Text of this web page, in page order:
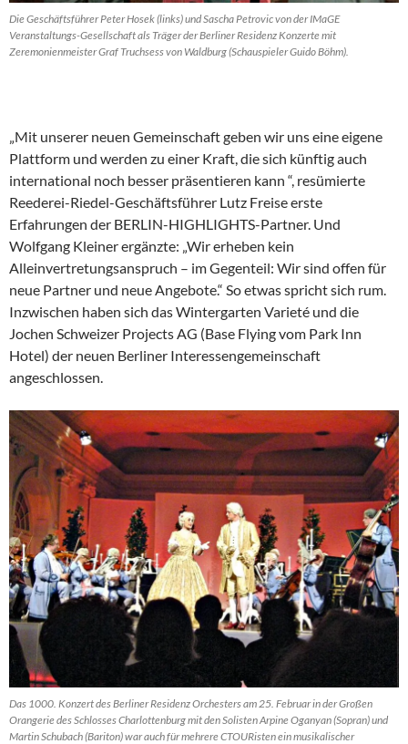
Die Geschäftsführer Peter Hosek (links) und Sascha Petrovic von der IMaGE
Veranstaltungs-Gesellschaft als Träger der Berliner Residenz Konzerte mit
Zeremonienmeister Graf Truchsess von Waldburg (Schauspieler Guido Böhm).
„Mit unserer neuen Gemeinschaft geben wir uns eine eigene
Plattform und werden zu einer Kraft, die sich künftig auch
international noch besser präsentieren kann “, resümierte
Reederei-Riedel-Geschäftsführer Lutz Freise erste
Erfahrungen der BERLIN-HIGHLIGHTS-Partner. Und
Wolfgang Kleiner ergänzte: „Wir erheben kein
Alleinvertretungsanspruch – im Gegenteil: Wir sind offen für
neue Partner und neue Angebote.“ So etwas spricht sich rum.
Inzwischen haben sich das Wintergarten Varieté und die
Jochen Schweizer Projects AG (Base Flying vom Park Inn
Hotel) der neuen Berliner Interessengemeinschaft
angeschlossen.
Das 1000. Konzert des Berliner Residenz Orchesters am 25. Februar in der Großen
Orangerie des Schlosses Charlottenburg mit den Solisten Arpine Oganyan (Sopran) und
Martin Schubach (Bariton) war auch für mehrere CTOURisten ein musikalischer